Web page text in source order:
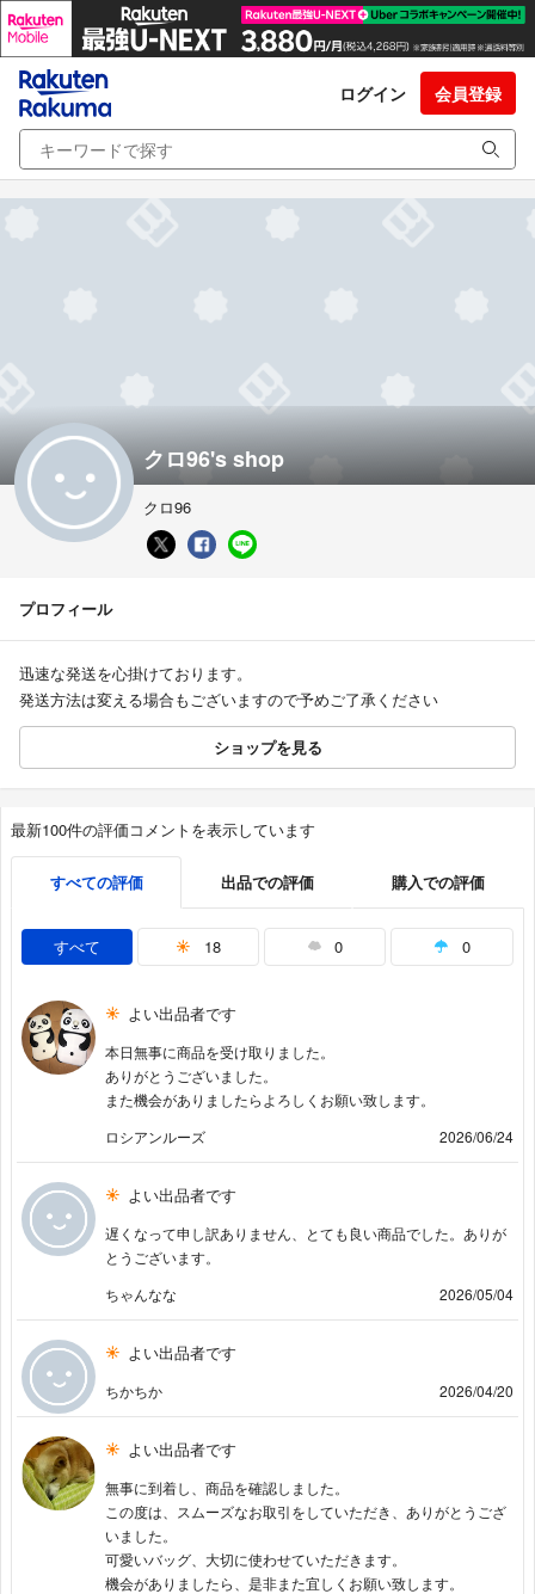
ログイン 会員登録
クロ96's shop
クロ96
プロフィール
迅速な発送を心掛けております。
発送方法は変える場合もございますので予めご了承ください
ショップを見る
最新100件の評価コメントを表示しています
すべての評価 出品での評価 購入での評価
すべて 18 0 0
よい出品者です
本日無事に商品を受け取りました。
ありがとうございました。
また機会がありましたらよろしくお願い致します。
ロシアンルーズ
2026/06/24
よい出品者です
遅くなって申し訳ありません、とても良い商品でした。ありが
とうございます。
ちゃんなな
2026/05/04
よい出品者です
ちかちか 2026/04/20
よい出品者です
無事に到着し、商品を確認しました。
この度は、スムーズなお取引をしていただき、ありがとうござ
いました。
可愛いバッグ、大切に使わせていただきます。
機会がありましたら、是非また宜しくお願い致します。